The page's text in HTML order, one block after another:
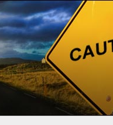
Технический анализ